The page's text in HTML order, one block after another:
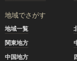
地域でさがす
地域一覧
関東地方
中国地方